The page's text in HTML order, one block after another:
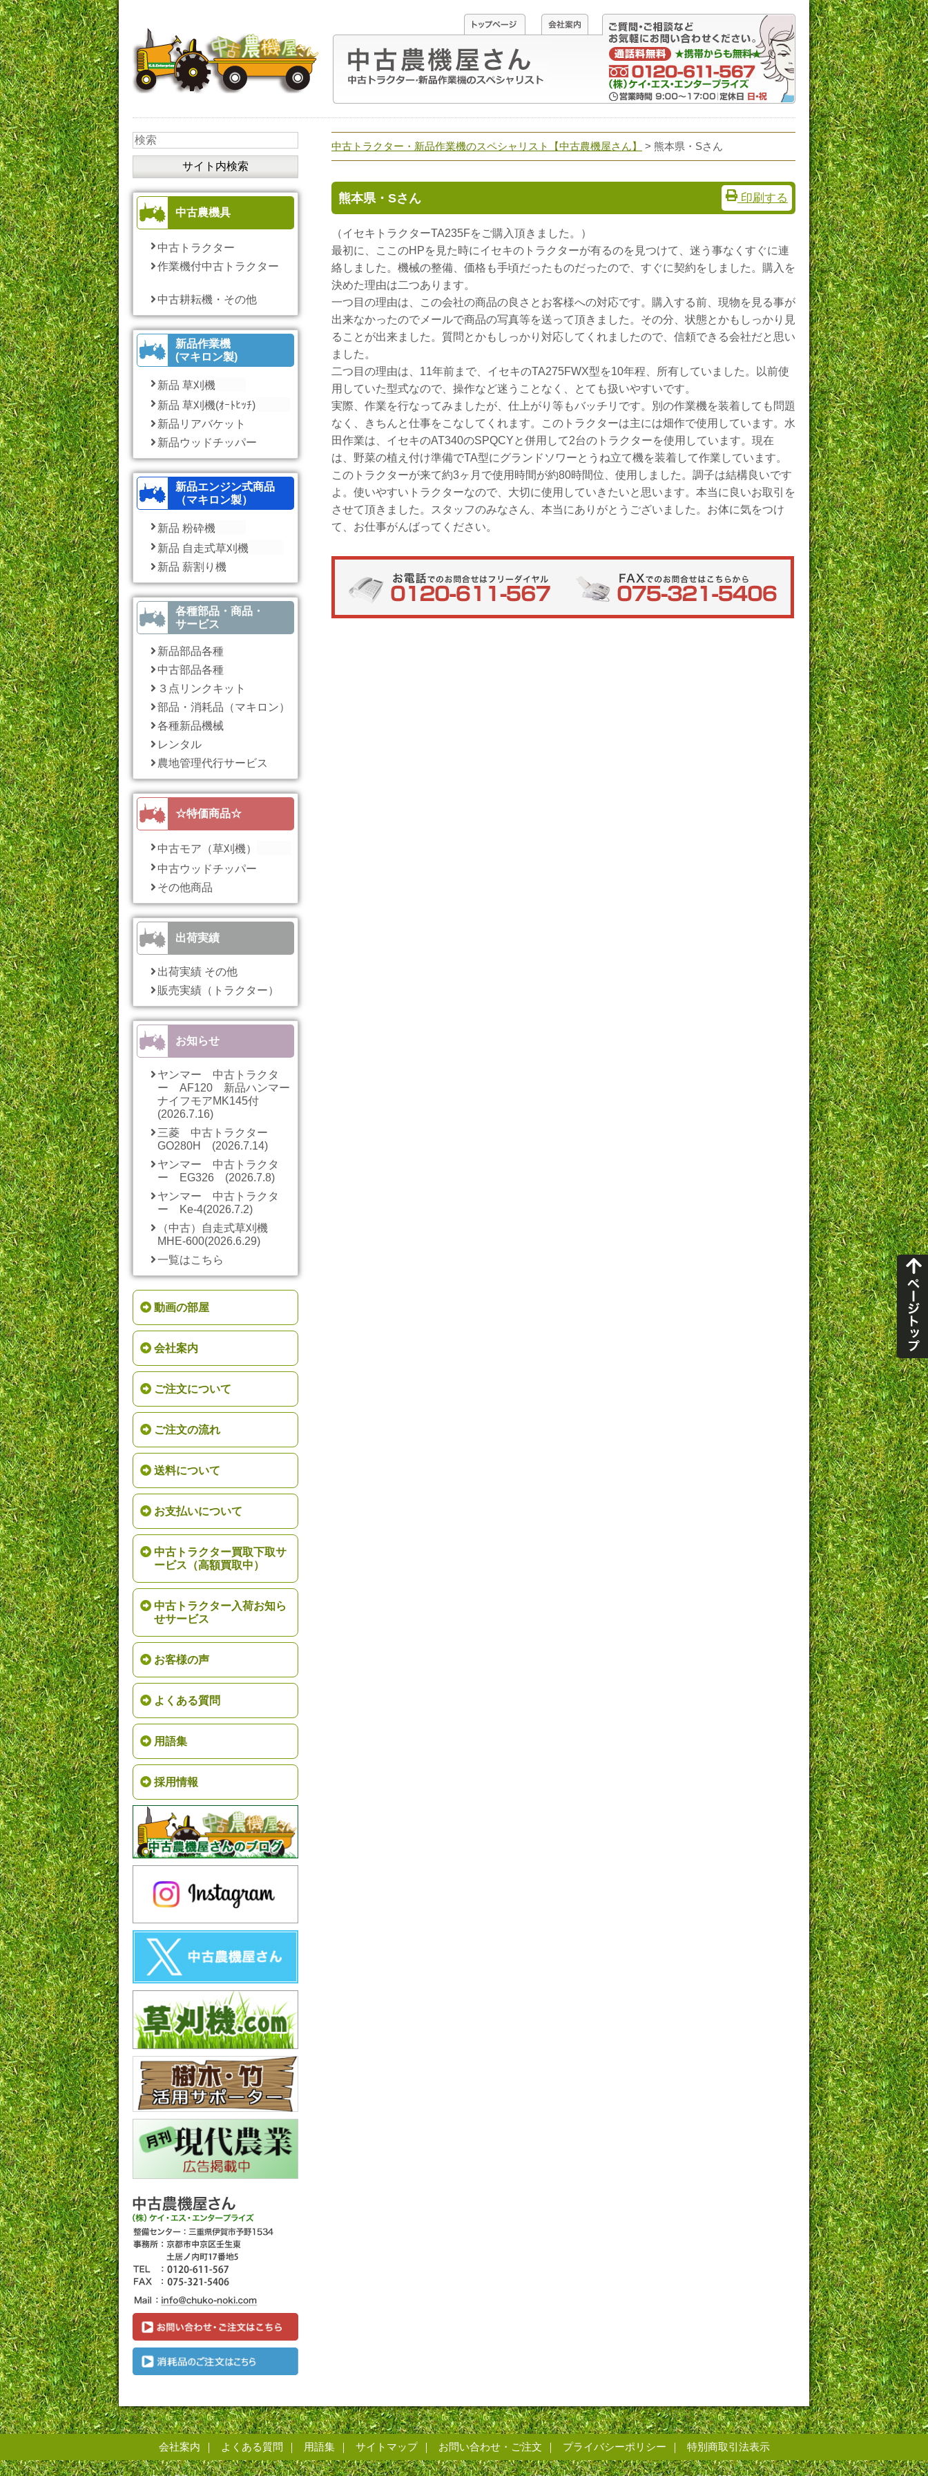
中古農機具
中古トラクター
作業機付中古トラクター
中古耕耘機・その他
新品作業機
(マキロン製)
新品 草刈機
新品 草刈機(ｵｰﾄﾋｯﾁ)
新品リアバケット
新品ウッドチッパー
新品エンジン式商品
（マキロン製）
新品 粉砕機
新品 自走式草刈機
新品 薪割り機
各種部品・商品・
サービス
新品部品各種
中古部品各種
３点リンクキット
部品・消耗品（マキロン）
各種新品機械
レンタル
農地管理代行サービス
☆特価商品☆
中古モア（草刈機）
中古ウッドチッパー
その他商品
出荷実績
出荷実績 その他
販売実績（トラクター）
お知らせ
ヤンマー 中古トラクタ
ー AF120 新品ハンマー
ナイフモアMK145付
(2026.7.16)
三菱 中古トラクター
GO280H (2026.7.14)
ヤンマー 中古トラクタ
ー EG326 (2026.7.8)
ヤンマー 中古トラクタ
ー Ke-4(2026.7.2)
（中古）自走式草刈機
MHE-600(2026.6.29)
一覧はこちら
動画の部屋
会社案内
ご注文について
ご注文の流れ
送料について
お支払いについて
中古トラクター買取下取サ
ービス（高額買取中）
中古トラクター入荷お知ら
せサービス
お客様の声
よくある質問
用語集
採用情報
中古トラクター・新品作業機のスペシャリスト【中古農機屋さん】 > 熊本県・Sさん
熊本県・Sさん 印刷する
（イセキトラクターTA235Fをご購入頂きました。）
最初に、ここのHPを見た時にイセキのトラクターが有るのを見つけて、迷う事なくすぐに連
絡しました。機械の整備、価格も手頃だったものだったので、すぐに契約をしました。購入を
決めた理由は二つあります。
一つ目の理由は、この会社の商品の良さとお客様への対応です。購入する前、現物を見る事が
出来なかったのでメールで商品の写真等を送って頂きました。その分、状態とかもしっかり見
ることが出来ました。質問とかもしっかり対応してくれましたので、信頼できる会社だと思い
ました。
二つ目の理由は、11年前まで、イセキのTA275FWX型を10年程、所有していました。以前使
用していた型式なので、操作など迷うことなく、とても扱いやすいです。
実際、作業を行なってみましたが、仕上がり等もバッチリです。別の作業機を装着しても問題
なく、きちんと仕事をこなしてくれます。このトラクターは主には畑作で使用しています。水
田作業は、イセキのAT340のSPQCYと併用して2台のトラクターを使用しています。現在
は、野菜の植え付け準備でTA型にグランドソワーとうね立て機を装着して作業しています。
このトラクターが来て約3ヶ月で使用時間が約80時間位、使用しました。調子は結構良いです
よ。使いやすいトラクターなので、大切に使用していきたいと思います。本当に良いお取引を
させて頂きました。スタッフのみなさん、本当にありがとうございました。お体に気をつけ
て、お仕事がんばってください。
会社案内 よくある質問 用語集 サイトマップ お問い合わせ・ご注文 プライバシーポリシー 特別商取引法表示